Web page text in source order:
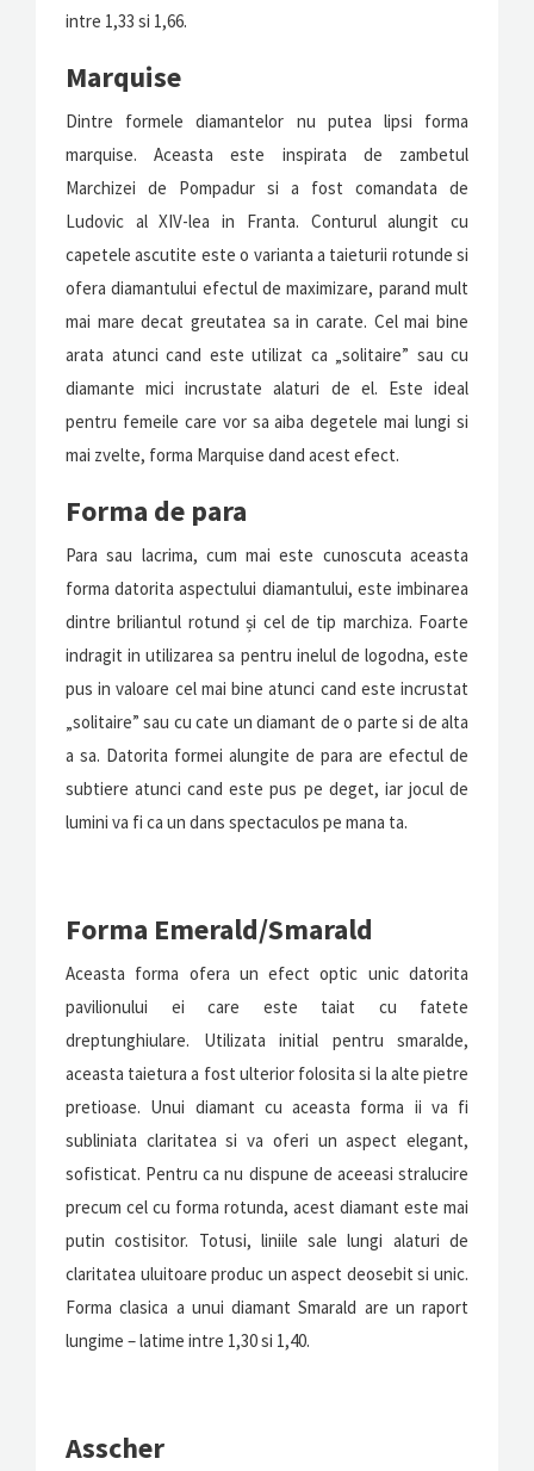
intre 1,33 si 1,66.
Marquise
Dintre formele diamantelor nu putea lipsi forma
marquise. Aceasta este inspirata de zambetul
Marchizei de Pompadur si a fost comandata de
Ludovic al XIV-lea in Franta. Conturul alungit cu
capetele ascutite este o varianta a taieturii rotunde si
ofera diamantului efectul de maximizare, parand mult
mai mare decat greutatea sa in carate. Cel mai bine
arata atunci cand este utilizat ca „solitaire” sau cu
diamante mici incrustate alaturi de el. Este ideal
pentru femeile care vor sa aiba degetele mai lungi si
mai zvelte, forma Marquise dand acest efect.
Forma de para
Para sau lacrima, cum mai este cunoscuta aceasta
forma datorita aspectului diamantului, este imbinarea
dintre briliantul rotund și cel de tip marchiza. Foarte
indragit in utilizarea sa pentru inelul de logodna, este
pus in valoare cel mai bine atunci cand este incrustat
„solitaire” sau cu cate un diamant de o parte si de alta
a sa. Datorita formei alungite de para are efectul de
subtiere atunci cand este pus pe deget, iar jocul de
lumini va fi ca un dans spectaculos pe mana ta.
Forma Emerald/Smarald
Aceasta forma ofera un efect optic unic datorita
pavilionului ei care este taiat cu fatete
dreptunghiulare. Utilizata initial pentru smaralde,
aceasta taietura a fost ulterior folosita si la alte pietre
pretioase. Unui diamant cu aceasta forma ii va fi
subliniata claritatea si va oferi un aspect elegant,
sofisticat. Pentru ca nu dispune de aceeasi stralucire
precum cel cu forma rotunda, acest diamant este mai
putin costisitor. Totusi, liniile sale lungi alaturi de
claritatea uluitoare produc un aspect deosebit si unic.
Forma clasica a unui diamant Smarald are un raport
lungime – latime intre 1,30 si 1,40.
Asscher